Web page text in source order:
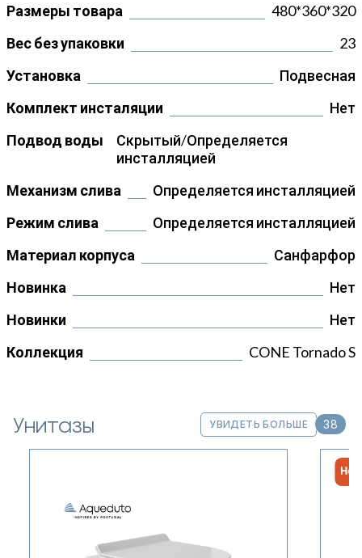
Размеры товара
480*360*320
Вес без упаковки
23
Установка
Подвесная
Комплект инсталяции
Нет
Подвод воды
Скрытый/Определяется
инсталляцией
Механизм слива
Определяется инсталляцией
Режим слива
Определяется инсталляцией
Материал корпуса
Санфарфор
Новинка
Нет
Новинки
Нет
Коллекция
CONE Tornado S
Унитазы УВИДЕТЬ БОЛЬШЕ 38